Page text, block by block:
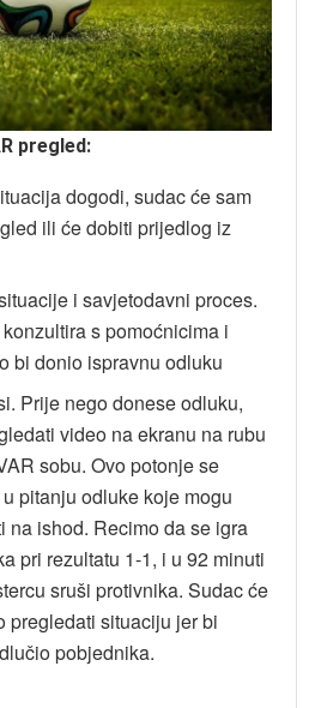
pregled:
dogodi, sudac će sam
ili će dobiti prijedlog iz
i savjetodavni proces.
s pomoćnicima i
bi donio ispravnu odluku
Prije nego donese odluku,
video na ekranu na rubu
sobu. Ovo potonje se
pitanju odluke koje mogu
na ishod. Recimo da se igra
pri rezultatu 1-1, i u 92 minuti
sruši protivnika. Sudac će
pregledati situaciju jer bi
pobjednika.